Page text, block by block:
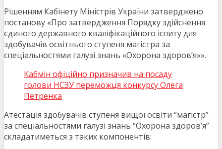
Рішенням Кабінету Міністрів України затверджено
постанову «Про затвердження Порядку здійснення
єдиного державного кваліфікаційного іспиту для
здобувачів освітнього ступеня магістра за
спеціальностями галузі знань «Охорона здоров’я»».
Кабмін офіційно призначив на посаду
голови НСЗУ переможця конкурсу Олега
Петренка
Атестація здобувачів ступеня вищої освіти “магістр”
за спеціальностями галузі знань “Охорона здоров’я”
складатиметься з таких компонентів: